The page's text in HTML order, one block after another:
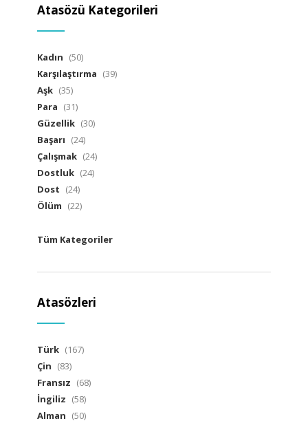
Atasözü Kategorileri
Kadın (50)
Karşılaştırma (39)
Aşk (35)
Para (31)
Güzellik (30)
Başarı (24)
Çalışmak (24)
Dostluk (24)
Dost (24)
Ölüm (22)
Tüm Kategoriler
Atasözleri
Türk (167)
Çin (83)
Fransız (68)
İngiliz (58)
Alman (50)